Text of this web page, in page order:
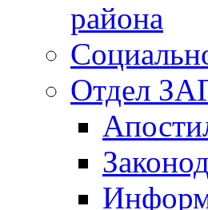
района
Отдел